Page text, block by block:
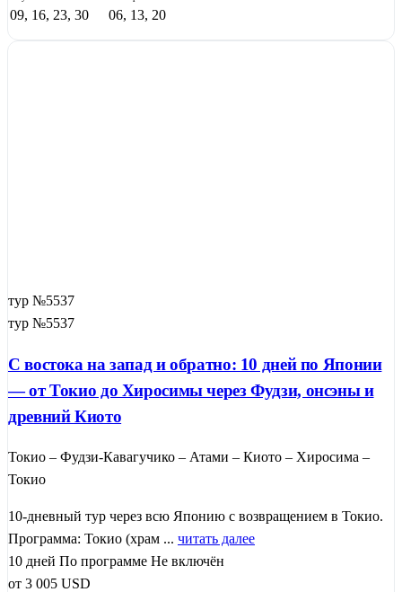
09, 16, 23, 30 06, 13, 20
тур №5537
тур №5537
С востока на запад и обратно: 10 дней по Японии
— от Токио до Хиросимы через Фудзи, онсэны и
древний Киото
Токио – Фудзи-Кавагучико – Атами – Киото – Хиросима –
Токио
10-дневный тур через всю Японию с возвращением в Токио.
Программа: Токио (храм ... читать далее
10 дней По программе Не включён
от 3 005 USD